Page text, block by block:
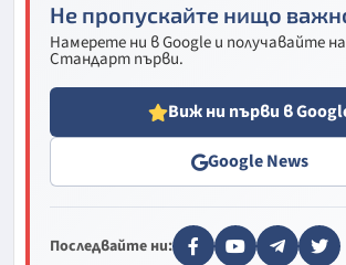
Не пропускайте нищо
Намерете ни в Google и получавайте
Стандарт първи.
Виж ни първи в
Google News
Последвайте ни: